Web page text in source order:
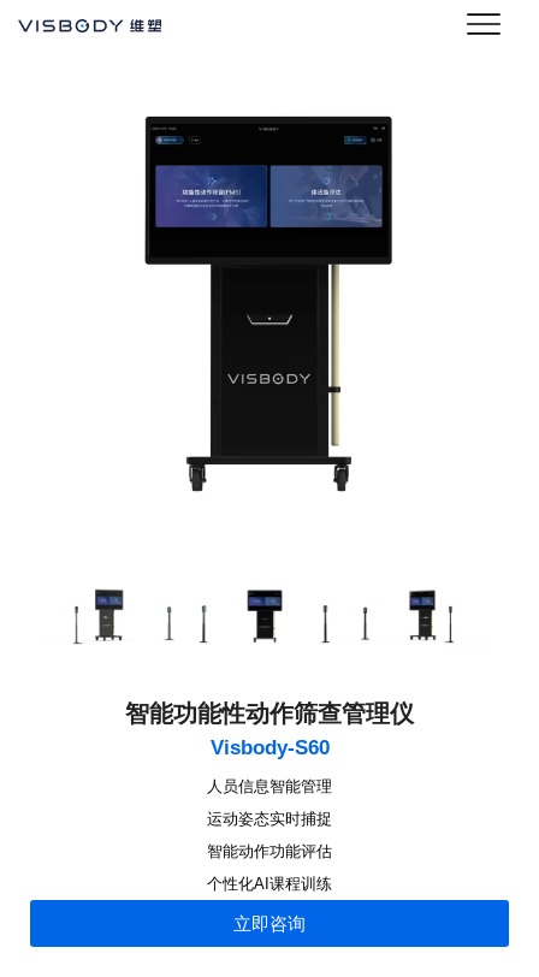
智能功能性动作筛查管理仪
Visbody-S60
人员信息智能管理
运动姿态实时捕捉
智能动作功能评估
个性化AI课程训练
立即咨询